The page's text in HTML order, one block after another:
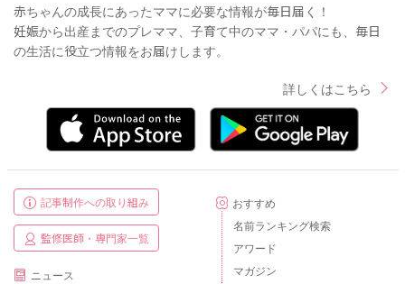
赤ちゃんの成長にあったママに必要な情報が毎日届く！
妊娠から出産までのプレママ、子育て中のママ・パパにも、毎日
の生活に役立つ情報をお届けします。
詳しくはこちら
記事制作への取り組み
監修医師・専門家一覧
ニュース
おすすめ
名前ランキング検索
アワード
マガジン